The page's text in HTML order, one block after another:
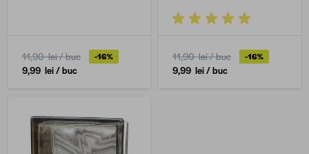
11,90 lei/ buc -16%
9,99 lei/ buc
11,90 lei/ buc -16%
9,99 lei/ buc